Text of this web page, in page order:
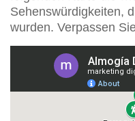
Sehenswürdigkeiten,
wurden. Verpassen